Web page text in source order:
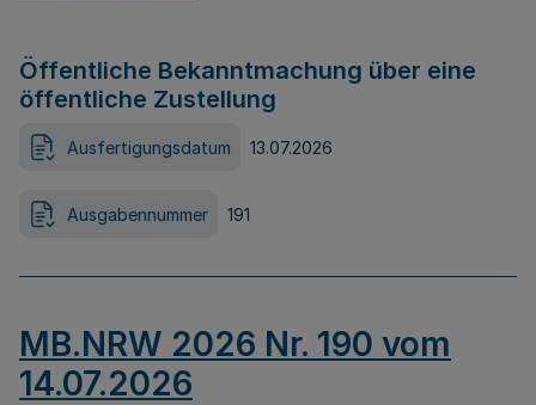
Öffentliche Bekanntmachung über eine
öffentliche Zustellung
Ausfertigungsdatum 13.07.2026
Ausgabennummer 191
MB.NRW 2026 Nr. 190 vom
14.07.2026